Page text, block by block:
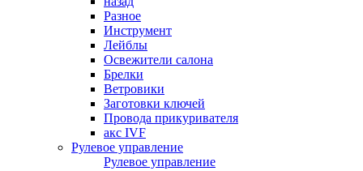
Разное
Инструмент
Лейблы
Освежители салона
Брелки
Ветровики
Заготовки ключей
Провода прикуривателя
акс IVF
Рулевое управление
Рулевое управление